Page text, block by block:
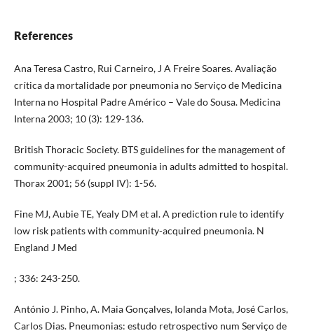
References
Ana Teresa Castro, Rui Carneiro, J A Freire Soares. Avaliação
crítica da mortalidade por pneumonia no Serviço de Medicina
Interna no Hospital Padre Américo – Vale do Sousa. Medicina
Interna 2003; 10 (3): 129-136.
British Thoracic Society. BTS guidelines for the management of
community-acquired pneumonia in adults admitted to hospital.
Thorax 2001; 56 (suppl IV): 1-56.
Fine MJ, Aubie TE, Yealy DM et al. A prediction rule to identify
low risk patients with community-acquired pneumonia. N
England J Med
; 336: 243-250.
António J. Pinho, A. Maia Gonçalves, Iolanda Mota, José Carlos,
Carlos Dias. Pneumonias: estudo retrospectivo num Serviço de